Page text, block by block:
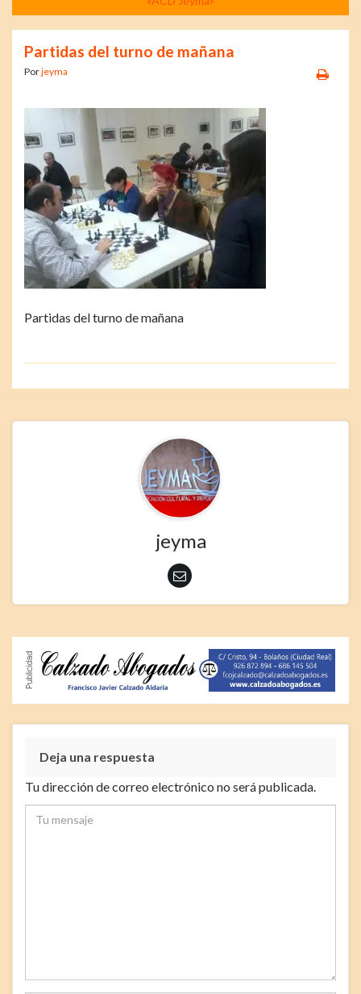
Partidas del turno de mañana
Porjeyma
Partidas del turno de mañana
jeyma
Deja una respuesta
Tu dirección de correo electrónico no será publicada.